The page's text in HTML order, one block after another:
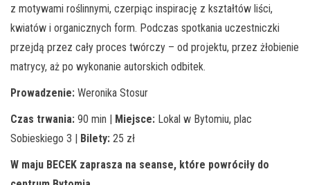
z motywami roślinnymi, czerpiąc inspirację z kształtów liści,
kwiatów i organicznych form. Podczas spotkania uczestniczki
przejdą przez cały proces twórczy – od projektu, przez żłobienie
matrycy, aż po wykonanie autorskich odbitek.
Prowadzenie: Weronika Stosur
Czas trwania: 90 min | Miejsce: Lokal w Bytomiu, plac
Sobieskiego 3 | Bilety: 25 zł
W maju BECEK zaprasza na seanse, które powróciły do